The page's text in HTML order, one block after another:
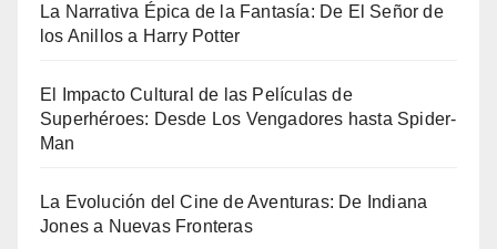
La Narrativa Épica de la Fantasía: De El Señor de
los Anillos a Harry Potter
El Impacto Cultural de las Películas de
Superhéroes: Desde Los Vengadores hasta Spider-
Man
La Evolución del Cine de Aventuras: De Indiana
Jones a Nuevas Fronteras